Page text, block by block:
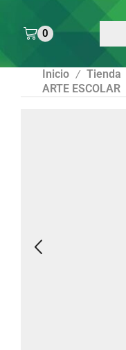
0
Inicio / Tienda
ARTE ESCOLAR